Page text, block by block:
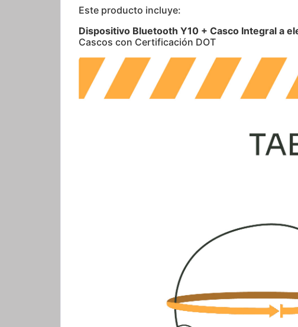
Este producto incluye:
Dispositivo Bluetooth Y10 + Casco Integral a
Cascos con Certificación DOT